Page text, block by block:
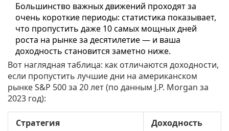
Большинство важных движений проходят за
очень короткие периоды: статистика показывает,
что пропустить даже 10 самых мощных дней
роста на рынке за десятилетие — и ваша
доходность становится заметно ниже.
Вот наглядная таблица: как отличаются доходности,
если пропустить лучшие дни на американском
рынке S&P 500 за 20 лет (по данным J.P. Morgan за
2023 год):
Стратегия
Доходность